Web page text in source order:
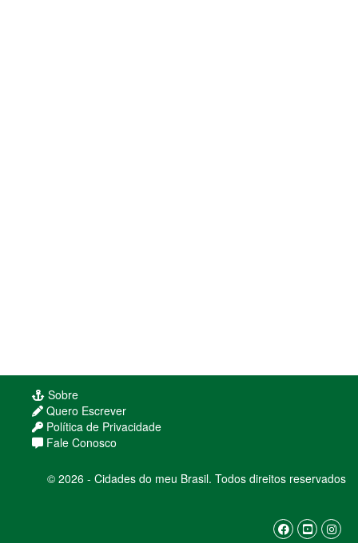
Sobre
Quero Escrever
Política de Privacidade
Fale Conosco
© 2026 - Cidades do meu Brasil. Todos direitos reservados